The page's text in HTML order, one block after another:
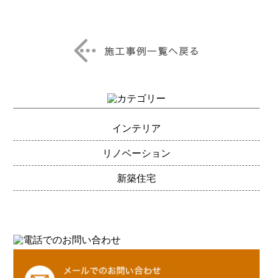
インテリア
リノベーション
新築住宅